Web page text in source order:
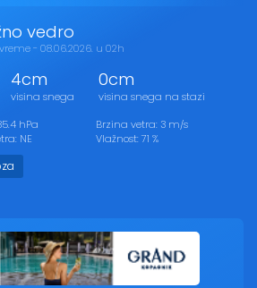
vedro
- 08.06.2026. u 02h
4cm
visina snega
0cm
visina snega na stazi
hPa
NE
Brzina vetra: 3 m/s
Vlažnost: 71 %